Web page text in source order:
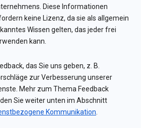
Diese Informationen
keine Lizenz, da sie als allgemein
Wissen gelten, das jeder frei
kann.
das Sie uns geben, z. B.
zur Verbesserung unserer
Mehr zum Thema Feedback
Sie weiter unten im Abschnitt
Kommunikation.